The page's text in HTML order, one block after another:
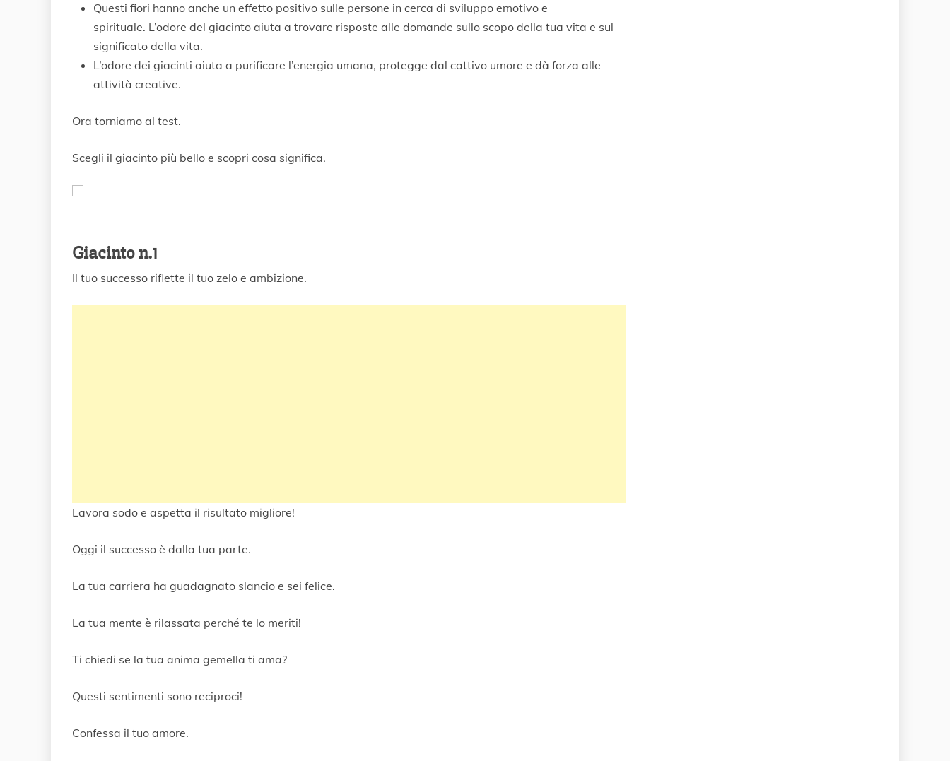
Questi fiori hanno anche un effetto positivo sulle persone in cerca di sviluppo emotivo e
spirituale. L’odore del giacinto aiuta a trovare risposte alle domande sullo scopo della tua vita e sul
significato della vita.
L’odore dei giacinti aiuta a purificare l’energia umana, protegge dal cattivo umore e dà forza alle
attività creative.
Ora torniamo al test.
Scegli il giacinto più bello e scopri cosa significa.
Giacinto n.1
Il tuo successo riflette il tuo zelo e ambizione.
Lavora sodo e aspetta il risultato migliore!
Oggi il successo è dalla tua parte.
La tua carriera ha guadagnato slancio e sei felice.
La tua mente è rilassata perché te lo meriti!
Ti chiedi se la tua anima gemella ti ama?
Questi sentimenti sono reciproci!
Confessa il tuo amore.